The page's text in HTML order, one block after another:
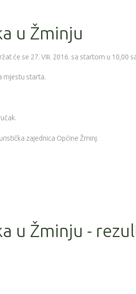
u Žminju
će se 27. VIII. 2016. sa startom u 10,00
mjestu starta.
zajednica Općine Žminj.
u Žminju -